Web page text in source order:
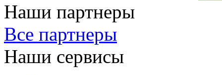
Наши партнеры
Все партнеры
Наши сервисы